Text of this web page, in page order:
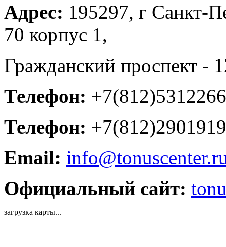
Адрес: 195297, г Санкт-
70 корпус 1,
Гражданский проспект -
Телефон: +7(812)5312266
Телефон: +7(812)2901919
Email:
Официальный сайт:
загрузка карты...